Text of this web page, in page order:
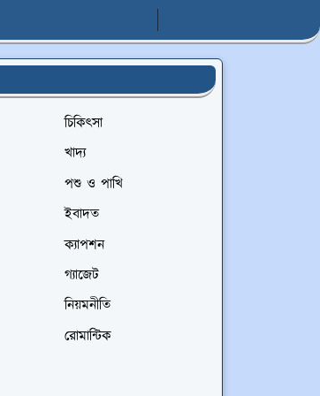
চিকিৎসা
খাদ্য
পশু ও পাখি
ইবাদত
ক্যাপশন
গ্যাজেট
নিয়মনীতি
রোমান্টিক